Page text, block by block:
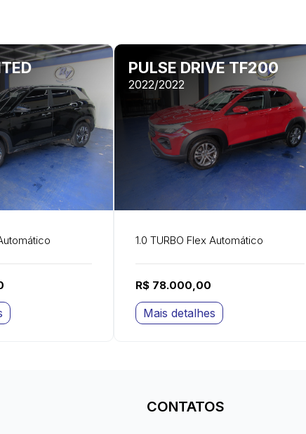
PULSE DRIVE TF200
2022/2022
1.0 TURBO Flex Automático
R$ 78.000,00
Mais detalhes
CONTATOS